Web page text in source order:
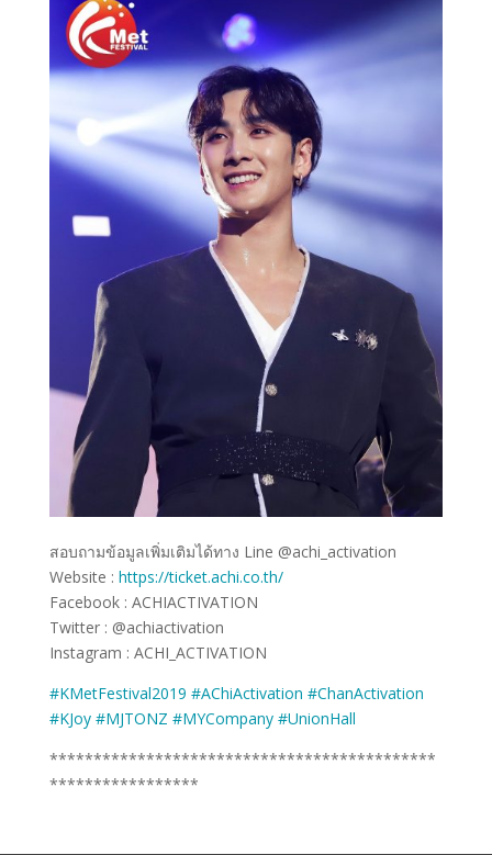
สอบถามข้อมูลเพิ่มเติมได้ทาง Line @achi_activation
Website : https://ticket.achi.co.th/
Facebook : ACHIACTIVATION
Twitter : @achiactivation
Instagram : ACHI_ACTIVATION
#KMetFestival2019 #AChiActivation #ChanActivation
#KJoy #MJTONZ #MYCompany #UnionHall
********************************************
*****************